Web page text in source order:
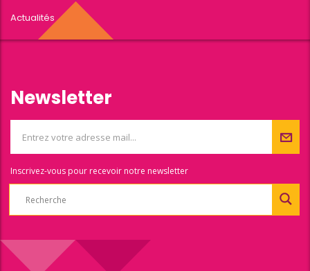
Actualités
Newsletter
Inscrivez-vous pour recevoir notre newsletter